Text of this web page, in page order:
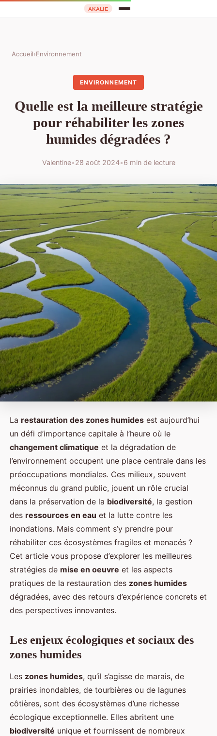
Accueil›Environnement
ENVIRONNEMENT
Quelle est la meilleure stratégie
pour réhabiliter les zones
humides dégradées ?
Valentine•28 août 2024•6 min de lecture
La restauration des zones humides est aujourd’hui
un défi d’importance capitale à l’heure où le
changement climatique et la dégradation de
l’environnement occupent une place centrale dans les
préoccupations mondiales. Ces milieux, souvent
méconnus du grand public, jouent un rôle crucial
dans la préservation de la biodiversité, la gestion
des ressources en eau et la lutte contre les
inondations. Mais comment s’y prendre pour
réhabiliter ces écosystèmes fragiles et menacés ?
Cet article vous propose d’explorer les meilleures
stratégies de mise en oeuvre et les aspects
pratiques de la restauration des zones humides
dégradées, avec des retours d’expérience concrets et
des perspectives innovantes.
Les enjeux écologiques et sociaux des
zones humides
Les zones humides, qu’il s’agisse de marais, de
prairies inondables, de tourbières ou de lagunes
côtières, sont des écosystèmes d’une richesse
écologique exceptionnelle. Elles abritent une
biodiversité unique et fournissent de nombreux